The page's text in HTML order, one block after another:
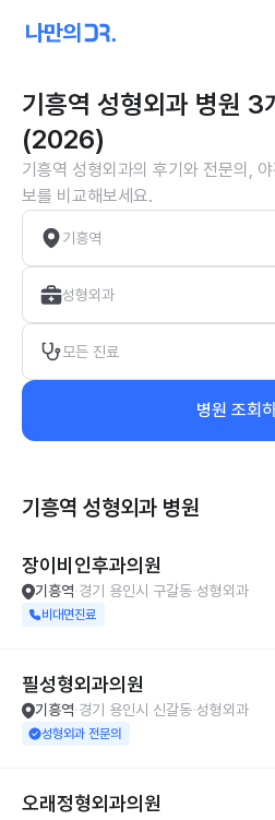
기흥역 성형외과 병원 3
(2026)
기흥역 성형외과의 후기와 전문의,
보를 비교해보세요.
기흥역
성형외과
모든 진료
병원 조회
기흥역 성형외과 병원
장이비인후과의원
기흥역 경기 용인시 구갈동 성형외과
비대면진료
필성형외과의원
기흥역 경기 용인시 신갈동 성형외과
성형외과 전문의
오래정형외과의원